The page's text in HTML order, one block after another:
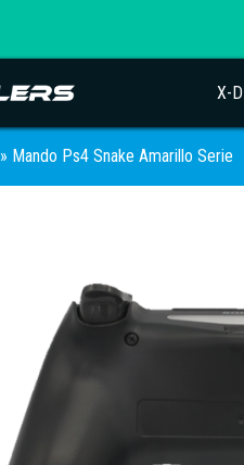
X-
» Mando Ps4 Snake Amarillo Serie